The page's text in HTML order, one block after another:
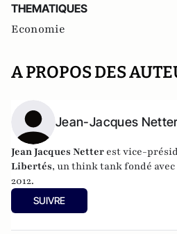
THEMATIQUES
Economie
A PROPOS DES
Jean-Jacques
Jean Jacques Netter est vice-
Libertés, un think tank fondé
2012.
SUIVRE